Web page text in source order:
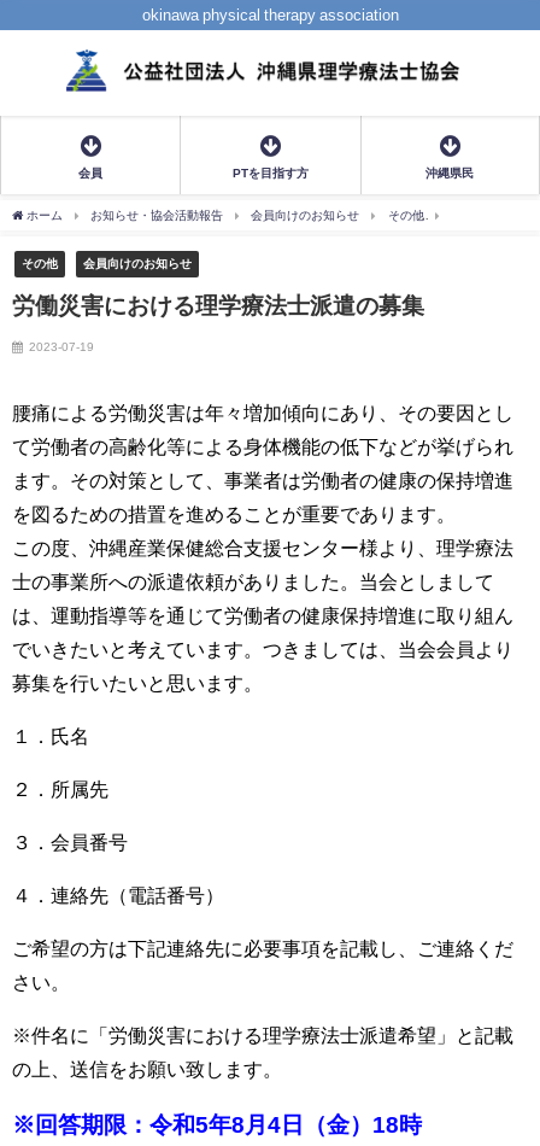
okinawa physical therapy association
会員 PTを目指す方 沖縄県民
ホーム お知らせ・協会活動報告 会員向けのお知らせ その他
その他 会員向けのお知らせ
労働災害における理学療法士派遣の募集
2023-07-19
腰痛による労働災害は年々増加傾向にあり、その要因とし
て労働者の高齢化等による身体機能の低下などが挙げられ
ます。その対策として、事業者は労働者の健康の保持増進
を図るための措置を進めることが重要であります。
この度、沖縄産業保健総合支援センター様より、理学療法
士の事業所への派遣依頼がありました。当会としまして
は、運動指導等を通じて労働者の健康保持増進に取り組ん
でいきたいと考えています。つきましては、当会会員より
募集を行いたいと思います。
１．氏名
２．所属先
３．会員番号
４．連絡先（電話番号）
ご希望の方は下記連絡先に必要事項を記載し、ご連絡くだ
さい。
※件名に「労働災害における理学療法士派遣希望」と記載
の上、送信をお願い致します。
※回答期限：令和5年8月4日（金）18時